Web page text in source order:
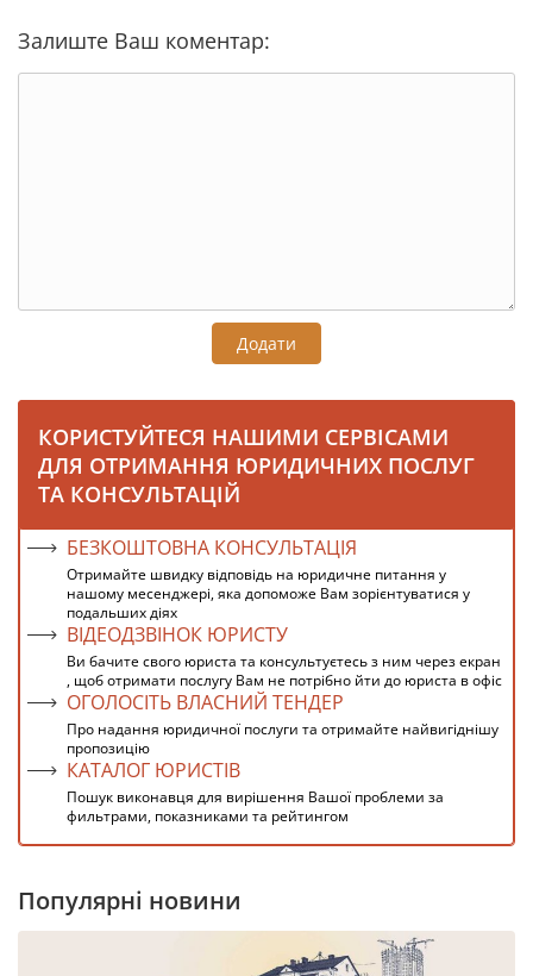
Залиште Ваш коментар:
Додати
КОРИСТУЙТЕСЯ НАШИМИ СЕРВІСАМИ
ДЛЯ ОТРИМАННЯ ЮРИДИЧНИХ ПОСЛУГ
ТА КОНСУЛЬТАЦІЙ
БЕЗКОШТОВНА КОНСУЛЬТАЦІЯ
Отримайте швидку відповідь на юридичне питання у
нашому месенджері, яка допоможе Вам зорієнтуватися у
подальших діях
ВІДЕОДЗВІНОК ЮРИСТУ
Ви бачите свого юриста та консультуєтесь з ним через екран
, щоб отримати послугу Вам не потрібно йти до юриста в офіс
ОГОЛОСІТЬ ВЛАСНИЙ ТЕНДЕР
Про надання юридичної послуги та отримайте найвигіднішу
пропозицію
КАТАЛОГ ЮРИСТІВ
Пошук виконавця для вирішення Вашої проблеми за
фильтрами, показниками та рейтингом
Популярні новини